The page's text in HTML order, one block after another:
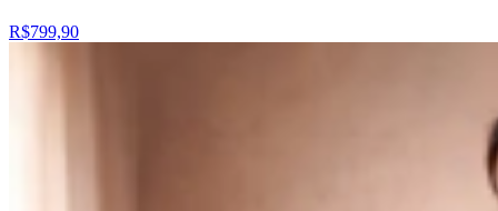
R$799,90